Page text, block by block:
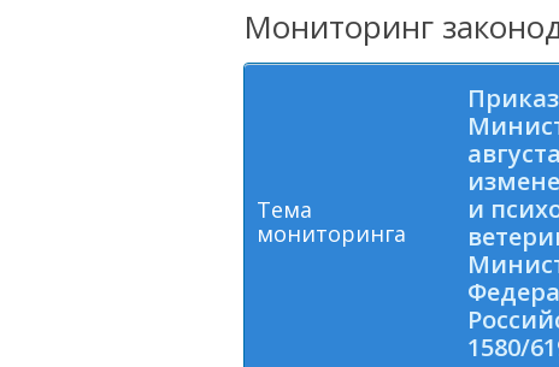
Мониторинг
Тема
мониторинга
и
1580/